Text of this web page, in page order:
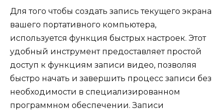
Для того чтобы создать запись текущего экрана
вашего портативного компьютера,
используется функция быстрых настроек. Этот
удобный инструмент предоставляет простой
доступ к функциям записи видео, позволяя
быстро начать и завершить процесс записи без
необходимости в специализированном
программном обеспечении. Записи